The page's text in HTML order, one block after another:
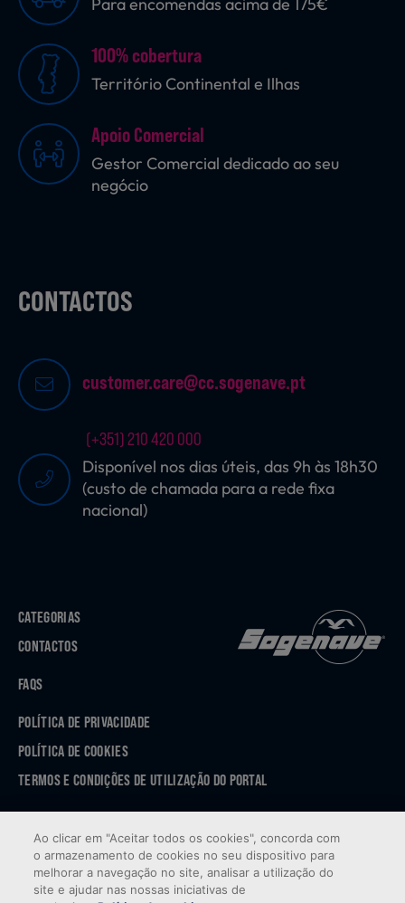
Bebidas e Garrafeira
Produtos Vegetarianos
Sobremesas
100% cobertura
Território Continental e Ilhas
Apoio Comercial
Gestor Comercial dedicado ao seu
negócio
CONTACTOS
customer.care@cc.sogenave.pt
(+351) 210 420 000
Disponível nos dias úteis, das 9h às 18h30
(custo de chamada para a rede fixa
nacional)
CATEGORIAS
CONTACTOS
FAQS
POLÍTICA DE PRIVACIDADE
POLÍTICA DE COOKIES
TERMOS E CONDIÇÕES DE UTILIZAÇÃO DO PORTAL
GOOGLE PLAY
Ao clicar em "Aceitar todos os cookies", concorda com
o armazenamento de cookies no seu dispositivo para
melhorar a navegação no site, analisar a utilização do
site e ajudar nas nossas iniciativas de